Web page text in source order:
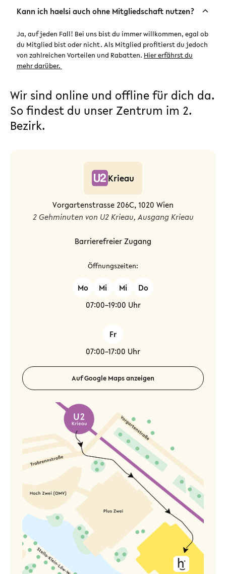
Kann ich haelsi auch ohne Mitgliedschaft nutzen?
Ja, auf jeden Fall! Bei uns bist du immer willkommen, egal ob
du Mitglied bist oder nicht. Als Mitglied profitierst du jedoch
von zahlreichen Vorteilen und Rabatten. Hier erfährst du
mehr darüber.
Wir sind online und offline für dich da.
So findest du unser Zentrum im 2.
Bezirk.
Krieau
Vorgartenstrasse 206C, 1020 Wien
2 Gehminuten von U2 Krieau, Ausgang Krieau
Barrierefreier Zugang
Öffnungszeiten:
Mo Mi Mi
Do
07:00–19:00 Uhr
Fr
07:00–17:00 Uhr
Auf Google Maps anzeigen